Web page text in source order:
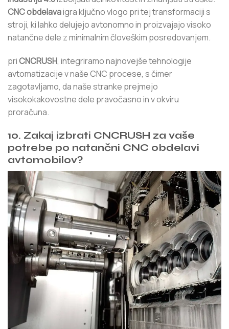
CNC obdelavaigra ključno vlogo pri tej transformaciji s
stroji, ki lahko delujejo avtonomno in proizvajajo visoko
natančne dele z minimalnim človeškim posredovanjem.
priCNCRUSH, integriramo najnovejše tehnologije
avtomatizacije v naše CNC procese, s čimer
zagotavljamo, da naše stranke prejmejo
visokokakovostne dele pravočasno in v okviru
proračuna.
10. Zakaj izbrati CNCRUSH za vaše
potrebe po natančni CNC obdelavi
avtomobilov?